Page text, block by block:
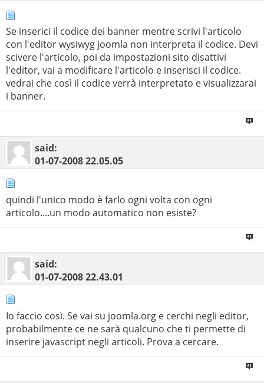
Se inserici il codice dei banner mentre scrivi l'articolo
con l'editor wysiwyg joomla non interpreta il codice. Devi
scivere l'articolo, poi da impostazioni sito disattivi
l'editor, vai a modificare l'articolo e inserisci il codice.
vedrai che così il codice verrà interpretato e visualizzarai
i banner.
said:
01-07-200822.05.05
quindi l'unico modo è farlo ogni volta con ogni
articolo....un modo automatico non esiste?
said:
01-07-200822.43.01
Io faccio così. Se vai su joomla.org e cerchi negli editor,
probabilmente ce ne sarà qualcuno che ti permette di
inserire javascript negli articoli. Prova a cercare.